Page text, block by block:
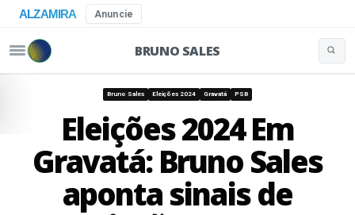
ALZAMIRA Anuncie
BRUNO SALES
Bruno Sales Eleições 2024 Gravatá PSB
Eleições 2024 Em
Gravatá: Bruno Sales
aponta sinais de